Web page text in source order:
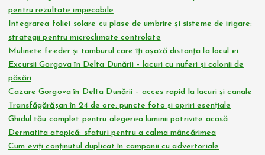
pentru rezultate impecabile
Integrarea foliei solare cu plase de umbrire și sisteme de irigare:
strategii pentru microclimate controlate
Mulinete feeder și tamburul care îți așază distanța la locul ei
Excursii Gorgova în Delta Dunării – lacuri cu nuferi și colonii de
păsări
Cazare Gorgova în Delta Dunării – acces rapid la lacuri și canale
Transfăgărășan în 24 de ore: puncte foto și opriri esențiale
Ghidul tău complet pentru alegerea luminii potrivite acasă
Dermatita atopică: sfaturi pentru a calma mâncărimea
Cum eviți conținutul duplicat în campanii cu advertoriale